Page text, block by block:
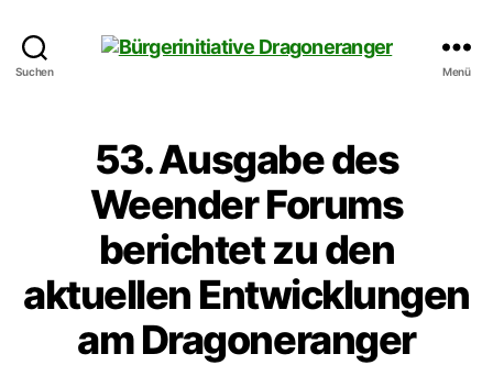
Suchen Menü
53. Ausgabe des
Weender Forums
berichtet zu den
aktuellen Entwicklungen
am Dragoneranger